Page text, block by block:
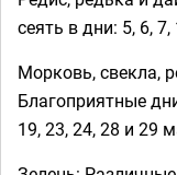
сеять в дни: 5, 6,
Морковь, свекла,
Благоприятные
19, 23, 24, 28 и 29